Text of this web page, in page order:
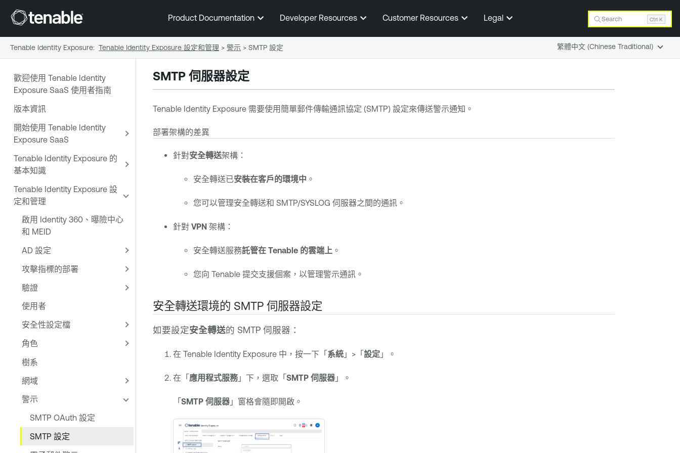
跳到主要內容
Product Documentation Developer Resources Customer Resources Legal Search Ctrl K
歡迎使用 Tenable Identity
Exposure SaaS 使用者指南
版本資訊
開始使用 Tenable Identity
Exposure SaaS
Tenable Identity Exposure 的
基本知識
Tenable Identity Exposure 設
定和管理
啟用 Identity 360、曝險中心
和 MEID
AD 設定
攻擊指標的部署
驗證
使用者
安全性設定檔
角色
樹系
網域
警示
SMTP OAuth 設定
SMTP 設定
SMTP 伺服器設定
Tenable Identity Exposure需要使用簡單郵件傳輸通訊協定 (SMTP) 設定來傳送警示通知。
部署架構的差異
針對安全轉送架構：
安全轉送已安裝在客戶的環境中 。
您可以管理安全轉送和 SMTP/SYSLOG 伺服器之間的通訊。
針對 VPN架構：
安全轉送服務託管在 Tenable 的雲端上 。
您向 Tenable 提交支援個案，以管理警示通訊。
安全轉送環境的 SMTP 伺服器設定
如要設定安全轉送的 SMTP 伺服器：
在 Tenable Identity Exposure中，按一下「 系統」>「 設定」。
在「 應用程式服務」下，選取「 SMTP 伺服器」。
「 SMTP 伺服器」窗格會隨即開啟。
Tenable Identity Exposure: Tenable Identity Exposure 設定和管理 > 警示 > SMTP 設定 繁體中文 (Chinese Traditional)